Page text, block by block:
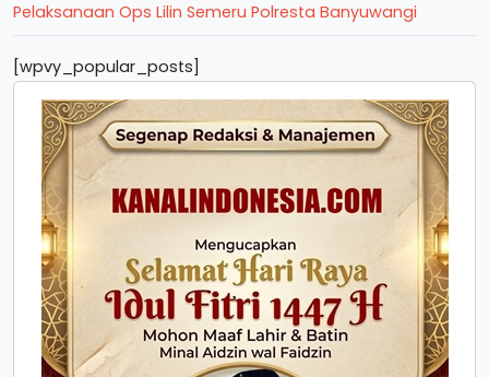
Pelaksanaan Ops Lilin Semeru Polresta Banyuwangi
[wpvy_popular_posts]